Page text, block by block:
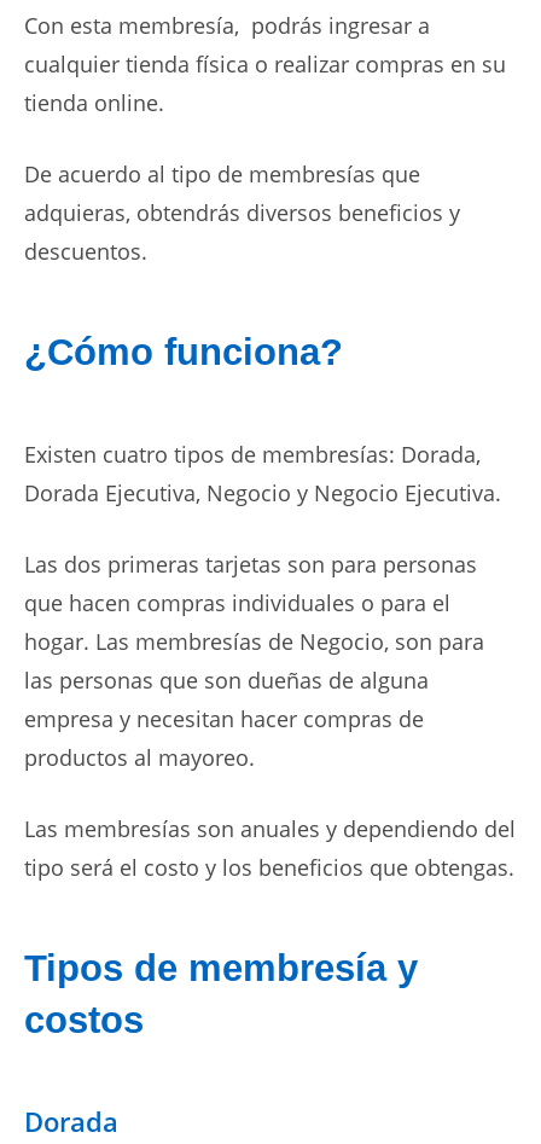
Con esta membresía, podrás ingresar a
cualquier tienda física o realizar compras en su
tienda online.
De acuerdo al tipo de membresías que
adquieras, obtendrás diversos beneficios y
descuentos.
¿Cómo funciona?
Existen cuatro tipos de membresías: Dorada,
Dorada Ejecutiva, Negocio y Negocio Ejecutiva.
Las dos primeras tarjetas son para personas
que hacen compras individuales o para el
hogar. Las membresías de Negocio, son para
las personas que son dueñas de alguna
empresa y necesitan hacer compras de
productos al mayoreo.
Las membresías son anuales y dependiendo del
tipo será el costo y los beneficios que obtengas.
Tipos de membresía y
costos
Dorada